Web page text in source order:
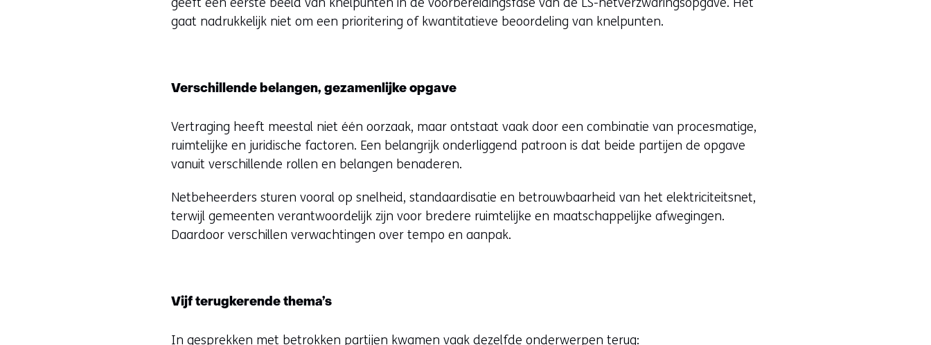
gaat nadrukkelijk niet om een prioritering of kwantitatieve beoordeling van knelpunten.
Verschillende belangen, gezamenlijke opgave
Vertraging heeft meestal niet één oorzaak, maar ontstaat vaak door een combinatie van procesmatige,
ruimtelijke en juridische factoren. Een belangrijk onderliggend patroon is dat beide partijen de opgave
vanuit verschillende rollen en belangen benaderen.
Netbeheerders sturen vooral op snelheid, standaardisatie en betrouwbaarheid van het elektriciteitsnet,
terwijl gemeenten verantwoordelijk zijn voor bredere ruimtelijke en maatschappelijke afwegingen.
Daardoor verschillen verwachtingen over tempo en aanpak.
Vijf terugkerende thema’s
In gesprekken met betrokken partijen kwamen vaak dezelfde onderwerpen terug: